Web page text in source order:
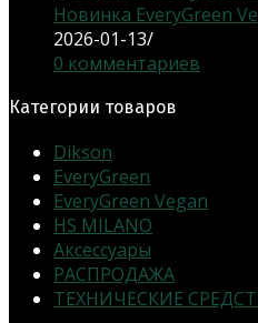
Новинка EveryGreen
2026-01-13/
0 комментариев
Категории товаров
Dikson
EveryGreen
EveryGreen Vegan
HS MILANO
Аксессуары
РАСПРОДАЖА
ТЕХНИЧЕСКИЕ